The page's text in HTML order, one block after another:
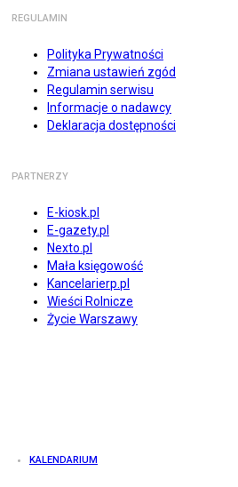
REGULAMIN
Polityka Prywatności
Zmiana ustawień zgód
Regulamin serwisu
Informacje o nadawcy
Deklaracja dostępności
PARTNERZY
E-kiosk.pl
E-gazety.pl
Nexto.pl
Mała księgowość
Kancelarierp.pl
Wieści Rolnicze
Życie Warszawy
KALENDARIUM